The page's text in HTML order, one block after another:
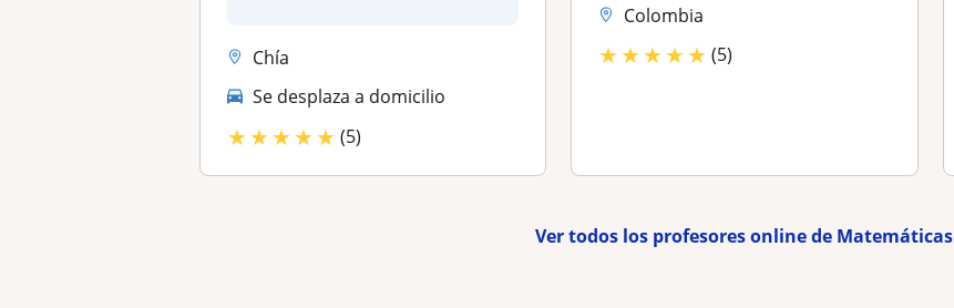
Chía
Se desplaza a domicilio
★★★★★ (5)
Colombia
★★★★★ (5)
Ver todos los profesores online de Matemáticas